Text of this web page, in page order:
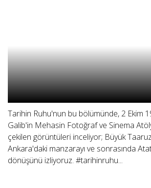
Tarihin Ruhu'nun bu bölümünde, 2 Ekim
Galib'in Mehasin Fotoğraf ve Sinema
çekilen görüntüleri inceliyor; Büyük
Ankara'daki manzarayı ve sonrasında
dönüşünü izliyoruz. #tarihinruhu...